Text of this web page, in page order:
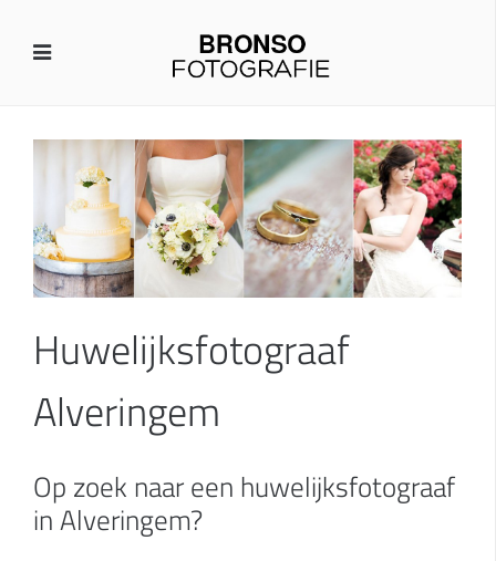
Huwelijksfotograaf
Alveringem
Op zoek naar een huwelijksfotograaf
in Alveringem?